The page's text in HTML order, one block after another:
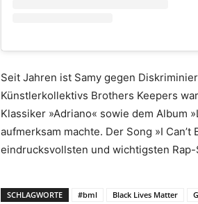
Seit Jahren ist Samy gegen
Künstlerkollektivs Brothers Keepers
Klassiker »Adriano« sowie dem Album
aufmerksam machte. Der Song »I Can’t
eindrucksvollsten und wichtigsten
SCHLAGWORTE #bml Black Lives Matter